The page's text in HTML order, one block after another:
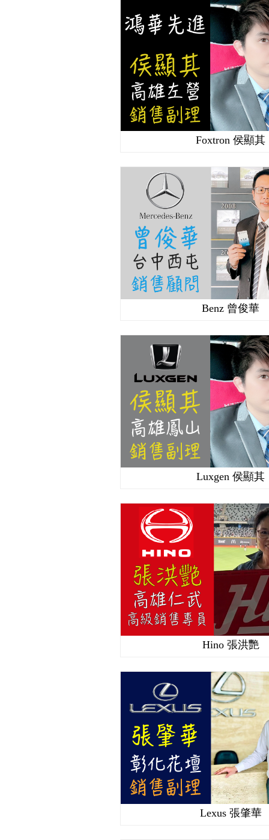
Foxtron 侯顯其
Benz 曾俊華
Luxgen 侯顯其
Hino 張洪艷
Lexus 張肇華